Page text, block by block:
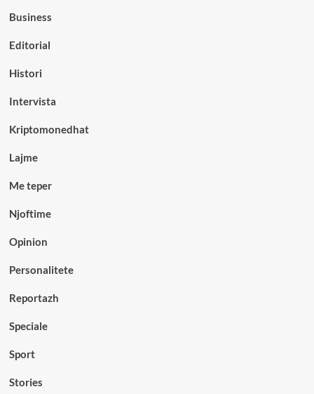
Business
Editorial
Histori
Intervista
Kriptomonedhat
Lajme
Me teper
Njoftime
Opinion
Personalitete
Reportazh
Speciale
Sport
Stories